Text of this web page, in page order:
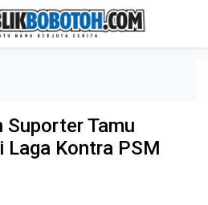
Suporter Tamu
Laga Kontra PSM